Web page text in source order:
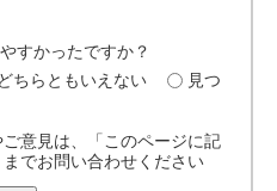
すかったですか？
どちらともいえない
見つ
意見は、「このページに記
でお問い合わせください